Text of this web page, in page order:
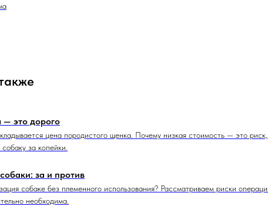
— это дорого
цена породистого щенка. Почему низкая стоимость — это
за копейки.
за и против
собаке без племенного использования? Рассматриваем риски
необходима.